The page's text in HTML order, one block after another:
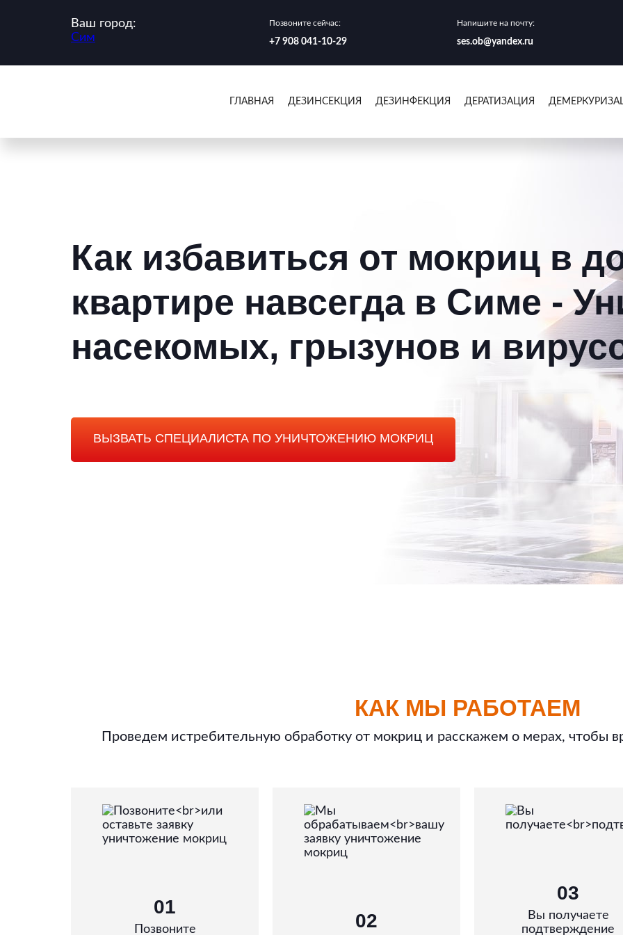
Ваш город:
Сим
Позвоните сейчас:
‪+7 908 041-10-29
Напишите на почту:
ses.ob@yandex.ru
ГЛАВНАЯ ДЕЗИНСЕКЦИЯ ДЕЗИНФЕКЦИЯ ДЕРАТИЗАЦИЯ
Как избавиться от мокриц в
квартире навсегда в Симе -
насекомых, грызунов и
ВЫЗВАТЬ СПЕЦИАЛИСТА ПО УНИЧТОЖЕНИЮ МОКРИЦ
КАК МЫ РАБОТАЕМ
Проведем истребительную обработку от мокриц и расскажем о мерах, чтобы
01
Позвоните 02
03
Вы получаете
подтверждение